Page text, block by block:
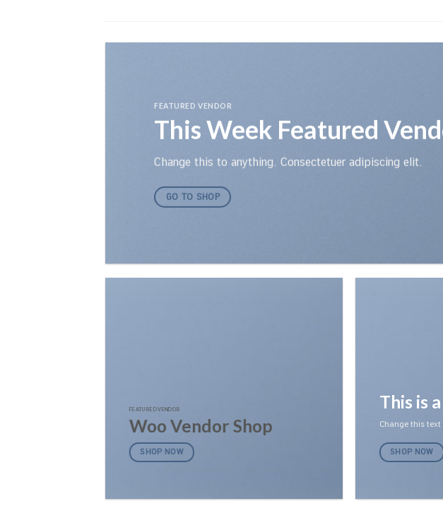
FEATURED VENDOR
This Week Featured
Changethis to anything. Consectetuer adipiscing elit.
GO TO SHOP
FEATURED VENDOR
Woo Vendor Shop
SHOP NOW
This is
Change this
SHOP NOW